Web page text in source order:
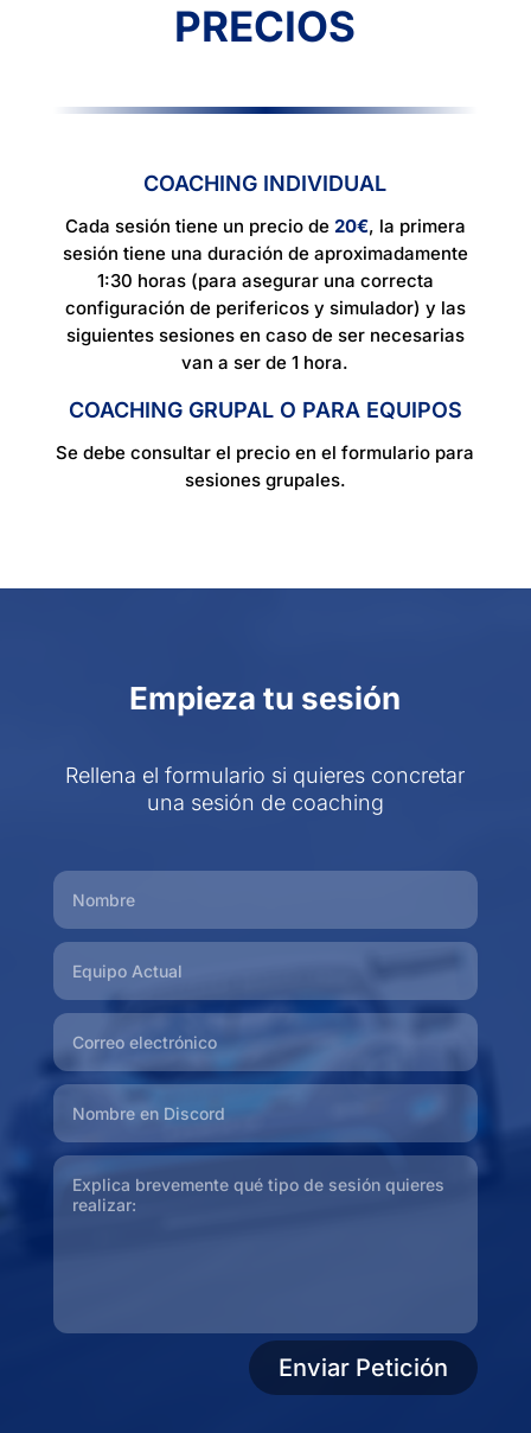
PRECIOS
COACHING INDIVIDUAL
Cada sesión tiene un precio de 20€, la primera
sesión tiene una duración de aproximadamente
1:30 horas (para asegurar una correcta
configuración de perifericos y simulador) y las
siguientes sesiones en caso de ser necesarias
van a ser de 1 hora.
COACHING GRUPAL O PARA EQUIPOS​
Se debe consultar el precio en el formulario para
sesiones grupales.
Empieza tu sesión
Rellena el formulario si quieres concretar
una sesión de coaching
Enviar Petición